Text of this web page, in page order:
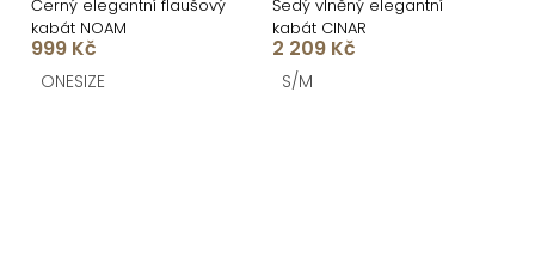
Černý elegantní flaušový
kabát NOAM
999 Kč
ONESIZE
Šedý vlněný elegantní
kabát CINAR
2 209 Kč
S/M